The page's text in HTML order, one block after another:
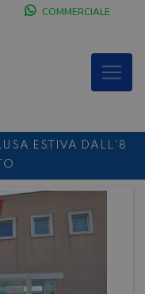
COMMERCIALE
ESTIVA DALL'8
SIAMO CHIUSI IL
IL 31.08PER I